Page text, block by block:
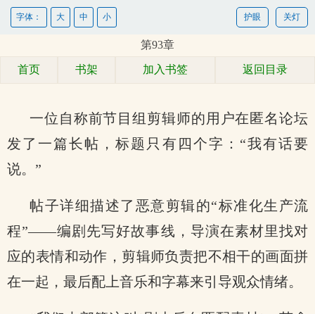
关灯
护眼
字体： 大 中 小
第93章
首页 书架 加入书签 返回目录
一位自称前节目组剪辑师的用户在匿名论坛
发了一篇长帖，标题只有四个字：“我有话要
说。”
帖子详细描述了恶意剪辑的“标准化生产流
程”——编剧先写好故事线，导演在素材里找对
应的表情和动作，剪辑师负责把不相干的画面拼
在一起，最后配上音乐和字幕来引导观众情绪。